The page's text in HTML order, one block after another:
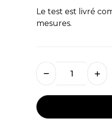
Le test est livré
mesures.